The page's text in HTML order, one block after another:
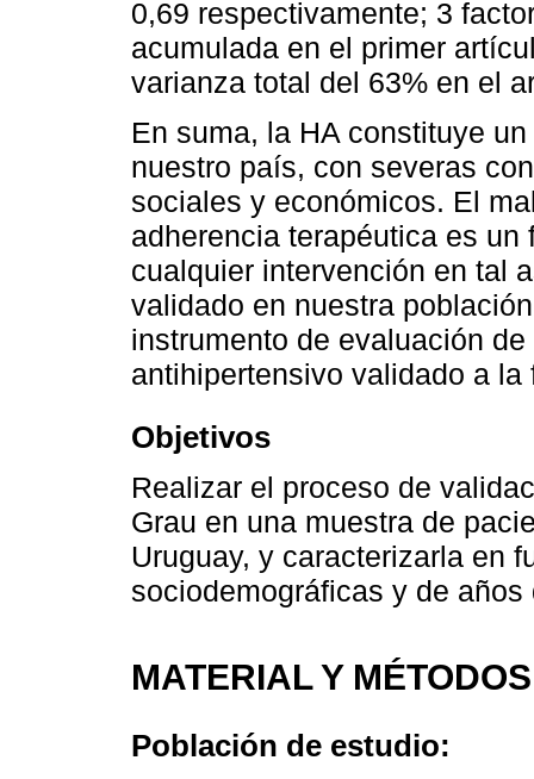
0,69 respectivamente; 3
acumulada en el primer
varianza total del 63% en el
En suma, la HA constituye
nuestro país, con severas
sociales y económicos. El
adherencia terapéutica es
cualquier intervención en tal
validado en nuestra
instrumento de evaluación
antihipertensivo validado a la
Objetivos
Realizar el proceso de
Grau en una muestra de
Uruguay, y caracterizarla en
sociodemográficas y de
MATERIAL Y MÉTODOS
Población de estudio: